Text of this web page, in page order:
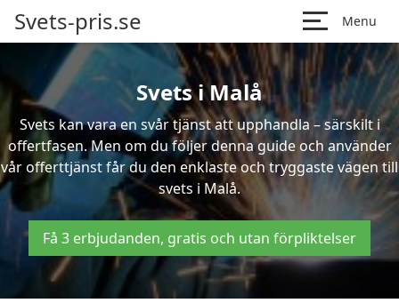
Svets-pris.se Menu
Svets i Malå
Svets kan vara en svår tjänst att upphandla – särskilt i
offertfasen. Men om du följer denna guide och använder
vår offerttjänst får du den enklaste och tryggaste vägen till
svets i Malå.
Få 3 erbjudanden, gratis och utan förpliktelser